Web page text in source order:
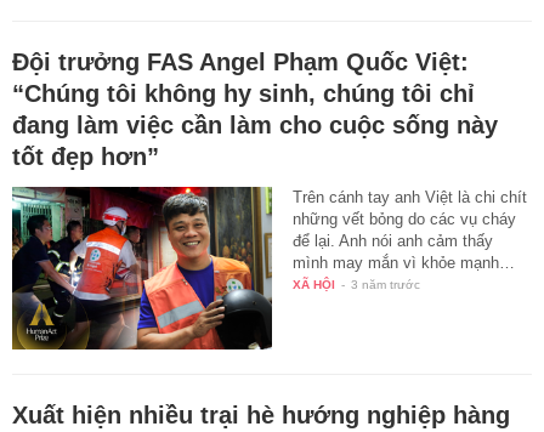
Đội trưởng FAS Angel Phạm Quốc Việt:
“Chúng tôi không hy sinh, chúng tôi chỉ
đang làm việc cần làm cho cuộc sống này
tốt đẹp hơn”
Trên cánh tay anh Việt là chi chít
những vết bỏng do các vụ cháy
để lại. Anh nói anh cảm thấy
mình may mắn vì khỏe mạnh…
XÃ HỘI - 3 năm trước
Xuất hiện nhiều trại hè hướng nghiệp hàng